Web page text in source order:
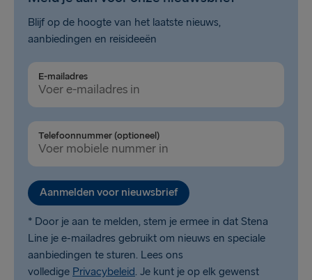
Blijf op de hoogte van het laatste nieuws,
aanbiedingen en reisideeën
E-mailadres
Telefoonnummer (optioneel)
Aanmelden voor nieuwsbrief
* Door je aan te melden, stem je ermee in dat Stena
Line je e-mailadres gebruikt om nieuws en speciale
aanbiedingen te sturen. Lees ons
volledige Privacybeleid. Je kunt je op elk gewenst